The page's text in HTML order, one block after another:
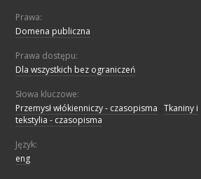
Prawa:
Domena publiczna
Prawa dostępu:
Dla wszystkich bez ograniczeń
Słowa kluczowe:
Przemysł włókienniczy - czasopisma Tkaniny i
tekstylia - czasopisma
Język:
eng